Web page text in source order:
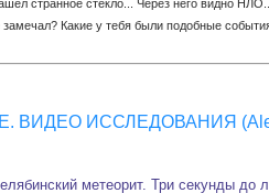
странное стекло... Через него видно
замечал? Какие у тебя были подобные
ВИДЕО ИССЛЕДОВАНИЯ
метеорит. Три секунды до